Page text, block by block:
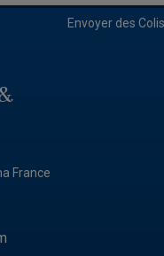
France
Envoyer des